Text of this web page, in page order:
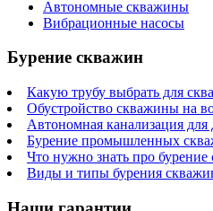
Автономные скважины
Вибрационные насосы
Бурение скважин
Какую трубу выбрать для
Обустройство скважины на
Автономная канализация для
Бурение промышленных
Что нужно знать про бурение
Виды и типы бурения